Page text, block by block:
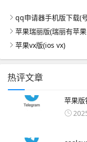
qq申请器手机版下载(
苹果瑞丽版(瑞丽有苹
苹果vx版(ios vx)
热评文章
苹果版